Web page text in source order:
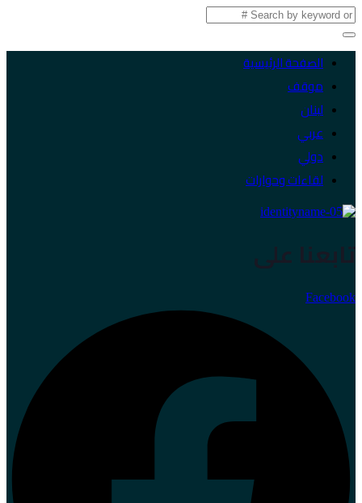
الصفحة الرئيسية
موقف
لبنان
عربي
دولي
لقاءات وحوارات
تابعنا على
Facebook